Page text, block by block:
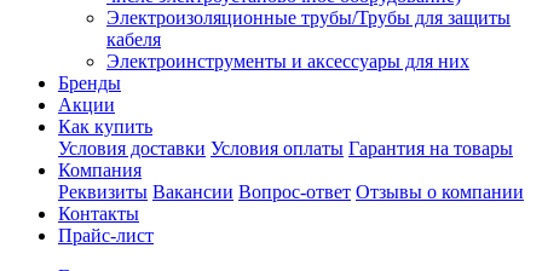
Электроизоляционные трубы/Трубы для защиты
кабеля
Электроинструменты и аксессуары для них
Бренды
Акции
Как купить
Условия доставки Условия оплаты Гарантия на товары
Компания
Реквизиты Вакансии Вопрос-ответ Отзывы о компании
Контакты
Прайс-лист